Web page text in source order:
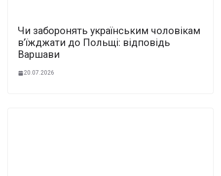
Чи заборонять українським чоловікам
в’їжджати до Польщі: відповідь
Варшави
20.07.2026